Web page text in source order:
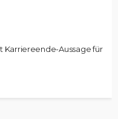
Karriereende-Aussage für